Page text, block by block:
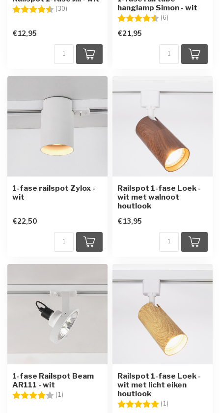
Beoordeling: (30)
€12,95
hanglamp Simon - wit
Beoordeling: (6)
€21,95
1-fase railspot Zylox -
wit
€22,50
Railspot 1-fase Loek -
wit met walnoot
houtlook
€13,95
1-fase Railspot Beam
AR111 - wit
Beoordeling: (1)
Railspot 1-fase Loek -
wit met licht eiken
houtlook
Beoordeling: (1)